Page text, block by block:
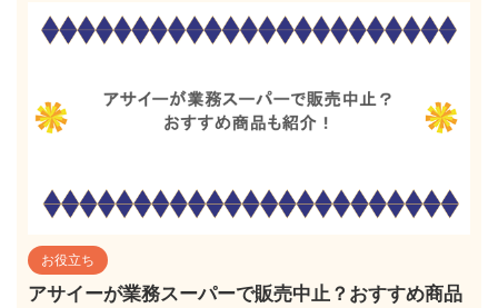
お役立ち
アサイーが業務スーパーで販売中止？おすすめ商品